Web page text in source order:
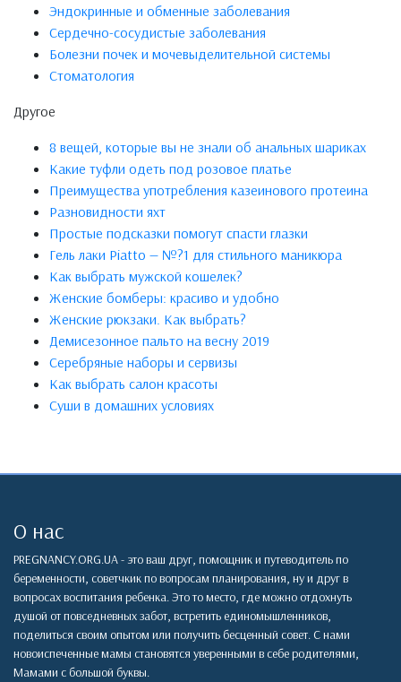
Эндокринные и обменные заболевания
Сердечно-сосудистые заболевания
Болезни почек и мочевыделительной системы
Стоматология
Другое
8 вещей, которые вы не знали об анальных шариках
Какие туфли одеть под розовое платье
Преимущества употребления казеинового протеина
Разновидности яхт
Простые подсказки помогут спасти глазки
Гель лаки Piatto — №?1 для стильного маникюра
Как выбрать мужской кошелек?
Женские бомберы: красиво и удобно
Женские рюкзаки. Как выбрать?
Демисезонное пальто на весну 2019
Серебряные наборы и сервизы
Как выбрать салон красоты
Суши в домашних условиях
О нас
PREGNANCY.ORG.UA - это ваш друг, помощник и путеводитель по
беременности, советчкик по вопросам планирования, ну и друг в
вопросах воспитания ребенка. Это то место, где можно отдохнуть
душой от повседневных забот, встретить единомышленников,
поделиться своим опытом или получить бесценный совет. С нами
новоиспеченные мамы становятся уверенными в себе родителями,
Мамами с большой буквы.